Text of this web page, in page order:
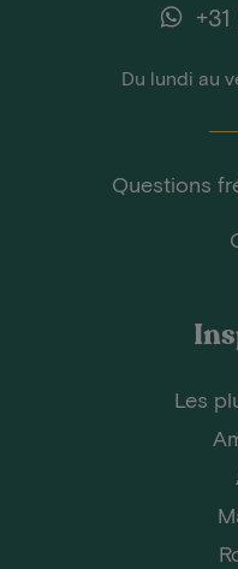
Du lundi au
Questions
Les